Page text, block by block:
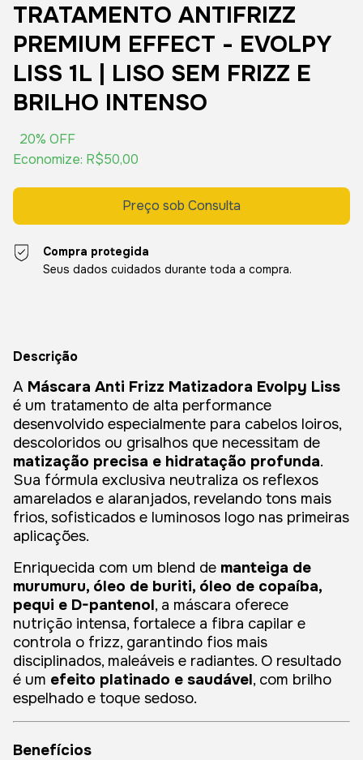
TRATAMENTO ANTIFRIZZ
PREMIUM EFFECT - EVOLPY
LISS 1L | LISO SEM FRIZZ E
BRILHO INTENSO
20% OFF
Economize: R$50,00
Compra protegida
Seus dados cuidados durante toda a compra.
Descrição
A Máscara Anti Frizz Matizadora Evolpy Liss
é um tratamento de alta performance
desenvolvido especialmente para cabelos loiros,
descoloridos ou grisalhos que necessitam de
matização precisa e hidratação profunda.
Sua fórmula exclusiva neutraliza os reflexos
amarelados e alaranjados, revelando tons mais
frios, sofisticados e luminosos logo nas primeiras
aplicações.
Enriquecida com um blend de manteiga de
murumuru, óleo de buriti, óleo de copaíba,
pequi e D-pantenol, a máscara oferece
nutrição intensa, fortalece a fibra capilar e
controla o frizz, garantindo fios mais
disciplinados, maleáveis e radiantes. O resultado
é um efeito platinado e saudável, com brilho
espelhado e toque sedoso.
Benefícios